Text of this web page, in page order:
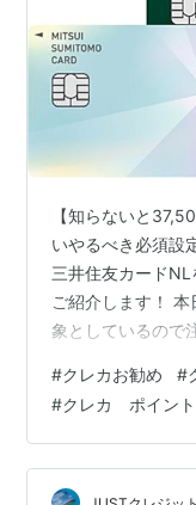
【知らないと
いやるべき必須設
三井住友カード
ご紹介します！
象としているので
き必須設定4選！
マホタッチ決済 必
ペーンにエントリ
行 必須設定４：
#クレカお勧め #
#クレカ ポイント